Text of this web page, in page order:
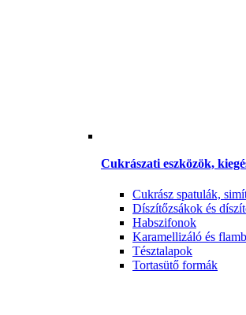
Cukrászati eszközök,
Cukrász spatulák,
Díszítőzsákok és
Habszifonok
Karamellizáló és
Tésztalapok
Tortasütő formák